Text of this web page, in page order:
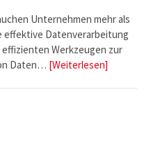
Unternehmen mehr als
effektive Datenverarbeitung
Werkzeugen zur
Daten… [Weiterlesen]